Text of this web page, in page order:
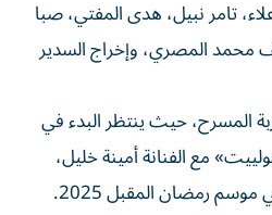
تامر نبيل، هدى المفتي، صبا
محمد المصري، وإخراج السدير
المسرح، حيث ينتظر البدء في
مع الفنانة أمينة خليل،
رمضان المقبل 2025.